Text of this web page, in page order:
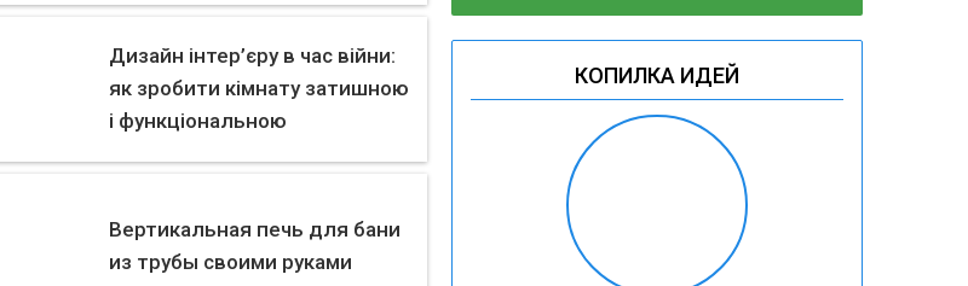
КОПИЛКА ИДЕЙ
Дизайн інтер’єру в час війни:
як зробити кімнату затишною
і функціональною
Вертикальная печь для бани
из трубы своими руками